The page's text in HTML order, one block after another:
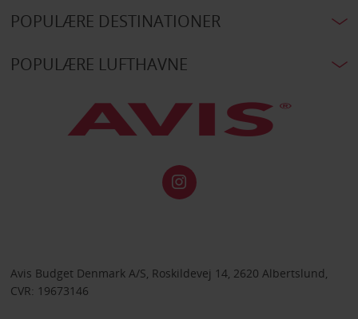
POPULÆRE DESTINATIONER
POPULÆRE LUFTHAVNE
Avis Budget Denmark A/S, Roskildevej 14, 2620 Albertslund,
CVR: 19673146